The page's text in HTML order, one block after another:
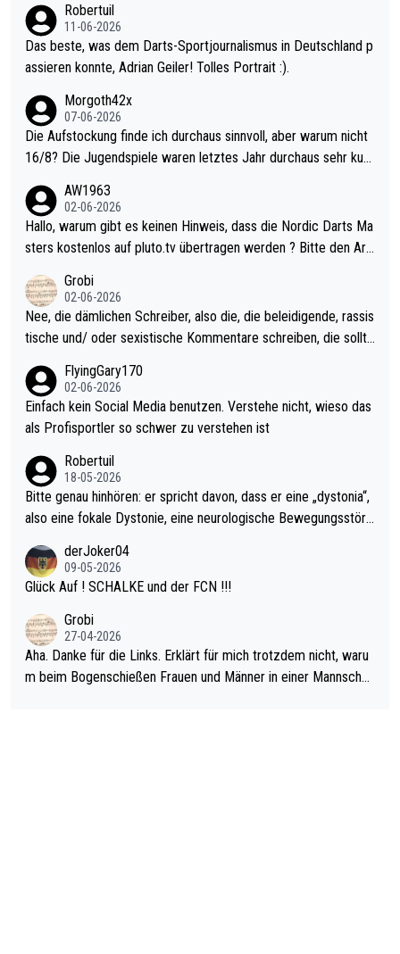
Robertuil
11-06-2026
Das beste, was dem Darts-Sportjournalismus in Deutschland p
assieren konnte, Adrian Geiler! Tolles Portrait :).
Morgoth42x
07-06-2026
Die Aufstockung finde ich durchaus sinnvoll, aber warum nicht
16/8? Die Jugendspiele waren letztes Jahr durchaus sehr kurz
Allerdings ist Mitchell Lawrie als Nummer 1 der Welt eh qualifi
ziert. Somit ändert die automatische Qualifikation des Weltmei
sters erstmal nichts. Ich denke sie wollen damit für nächstes J
ohl wenig WDF Turniere spielen. Dies war bei Archie Self letzt
es Jahr der Fall. Er musste als amtierender Weltmeister durch
den Qualifier und ich glaube kaum, dass Mitchel sich das (in Ve
el hat.
AW1963
02-06-2026
Hallo, warum gibt es keinen Hinweis, dass die Nordic Darts Ma
sters kostenlos auf pluto.tv übertragen werden ? Bitte den Arti
Grobi
02-06-2026
Nee, die dämlichen Schreiber, also die, die beleidigende, rassis
tische und/ oder sexistische Kommentare schreiben, die sollte
s Leben in den Griff kriegen. Nur eins wundert mich: Luke Little
r war doch neulich erst derjenige, der über Social Media GvV p
rovoziert hat. Und Littlers Mutter schießt öfters mal gegen Ric
FlyingGary170
02-06-2026
Einfach kein Social Media benutzen. Verstehe nicht, wieso das
als Profisportler so schwer zu verstehen ist
Robertuil
18-05-2026
Bitte genau hinhören: er spricht davon, dass er eine „dystonia“,
also eine fokale Dystonie, eine neurologische Bewegungsstöru
erden, im Arm hat. Und, dass Medikamente ihm helfen! Ich glau
be immer noch, dass sehr viele der Dartits-Fälle fälschlich psy
diese könnten teils wirksam behandelt werden! Dafür müsste
man nur zum Neurologen und nicht zum Mentaltrainer gehen…
derJoker04
09-05-2026
Glück Auf ! SCHALKE und der FCN !!!
Grobi
27-04-2026
Aha. Danke für die Links. Erklärt für mich trotzdem nicht, waru
m beim Bogenschießen Frauen und Männer in einer Mannschaf